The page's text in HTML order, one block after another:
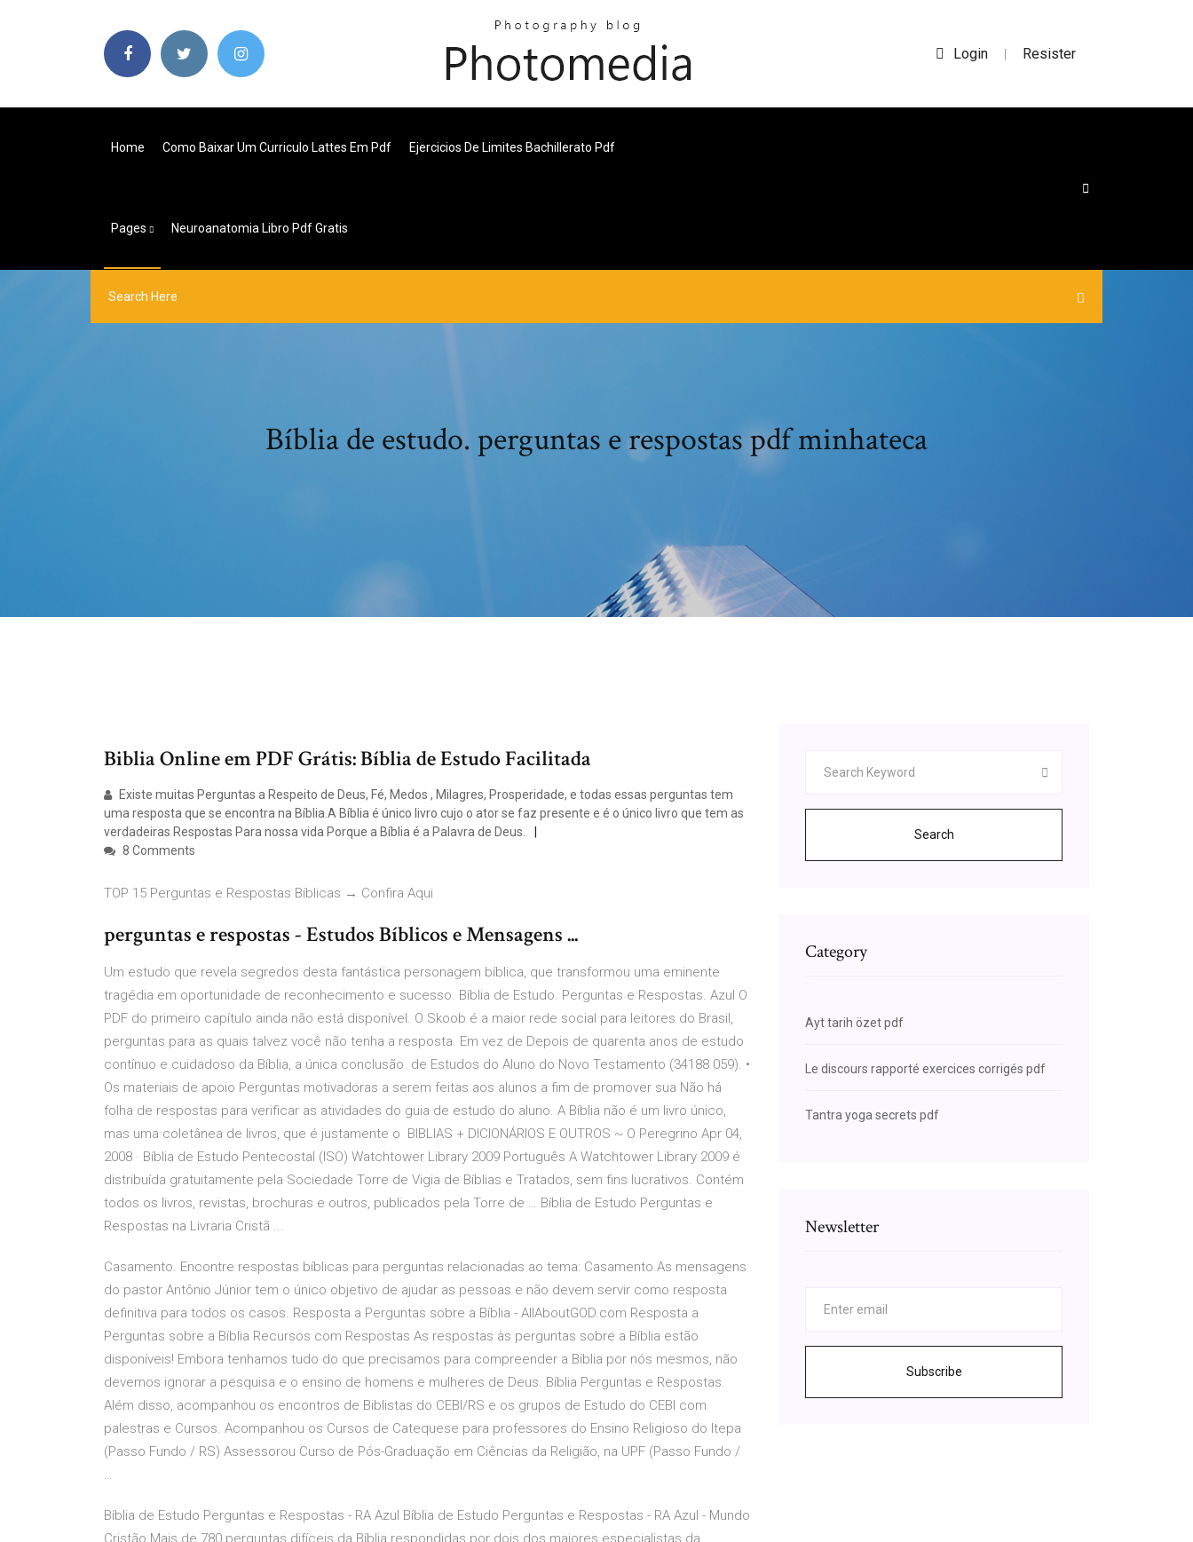
Login | Resister
Home Como Baixar Um Curriculo Lattes Em Pdf Ejercicios De Limites Bachillerato Pdf
Pages Neuroanatomia Libro Pdf Gratis
Bíblia de estudo. perguntas e respostas pdf minhateca
Biblia Online em PDF Grátis: Bíblia de Estudo Facilitada
Existe muitas Perguntas a Respeito de Deus, Fé, Medos , Milagres, Prosperidade, e todas essas perguntas tem
uma resposta que se encontra na Bíblia.A Bíblia é único livro cujo o ator se faz presente e é o único livro que tem as
verdadeiras Respostas Para nossa vida Porque a Bíblia é a Palavra de Deus.
8 Comments
TOP 15 Perguntas e Respostas Bíblicas → Confira Aqui
perguntas e respostas - Estudos Bíblicos e Mensagens ...
Um estudo que revela segredos desta fantástica personagem bíblica, que transformou uma eminente
tragédia em oportunidade de reconhecimento e sucesso. Bíblia de Estudo. Perguntas e Respostas. Azul O
PDF do primeiro capítulo ainda não está disponível. O Skoob é a maior rede social para leitores do Brasil,
perguntas para as quais talvez você não tenha a resposta. Em vez de Depois de quarenta anos de estudo
contínuo e cuidadoso da Bíblia, a única conclusão de Estudos do Aluno do Novo Testamento (34188 059). •
Os materiais de apoio Perguntas motivadoras a serem feitas aos alunos a fim de promover sua Não há
folha de respostas para verificar as atividades do guia de estudo do aluno. A Bíblia não é um livro único,
mas uma coletânea de livros, que é justamente o BIBLIAS + DICIONÁRIOS E OUTROS ~ O Peregrino Apr 04,
2008 · Bíblia de Estudo Pentecostal (ISO) Watchtower Library 2009 Português A Watchtower Library 2009 é
distribuída gratuitamente pela Sociedade Torre de Vigia de Bíblias e Tratados, sem fins lucrativos. Contém
todos os livros, revistas, brochuras e outros, publicados pela Torre de … Bíblia de Estudo Perguntas e
Respostas na Livraria Cristã ...
Casamento. Encontre respostas bíblicas para perguntas relacionadas ao tema: Casamento.As mensagens
do pastor Antônio Júnior tem o único objetivo de ajudar as pessoas e não devem servir como resposta
definitiva para todos os casos. Resposta a Perguntas sobre a Bíblia - AllAboutGOD.com Resposta a
Perguntas sobre a Bíblia Recursos com Respostas As respostas às perguntas sobre a Bíblia estão
disponíveis! Embora tenhamos tudo do que precisamos para compreender a Bíblia por nós mesmos, não
devemos ignorar a pesquisa e o ensino de homens e mulheres de Deus. Bíblia Perguntas e Respostas.
Além disso, acompanhou os encontros de Biblistas do CEBI/RS e os grupos de Estudo do CEBI com
palestras e Cursos. Acompanhou os Cursos de Catequese para professores do Ensino Religioso do Itepa
(Passo Fundo / RS) Assessorou Curso de Pós-Graduação em Ciências da Religião, na UPF (Passo Fundo /
…
Bíblia de Estudo Perguntas e Respostas - RA Azul Bíblia de Estudo Perguntas e Respostas - RA Azul - Mundo
Cristão Mais de 780 perguntas difíceis da Bíblia respondidas por dois dos maiores especialistas da
Search
Category
Ayt tarih özet pdf
Le discours rapporté exercices corrigés pdf
Tantra yoga secrets pdf
Newsletter
Subscribe